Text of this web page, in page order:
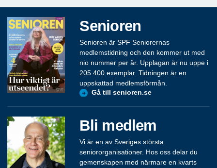
Senioren
Senioren är SPF Seniorernas
medlemstidning och den kommer ut med
nio nummer per år. Upplagan är nu uppe i
205 400 exemplar. Tidningen är en
uppskattad medlemsförmån.
Gå till senioren.se
Bli medlem
Vi är en av Sveriges största
seniororganisationer. Hos oss delar du
gemenskapen med närmare en kvarts